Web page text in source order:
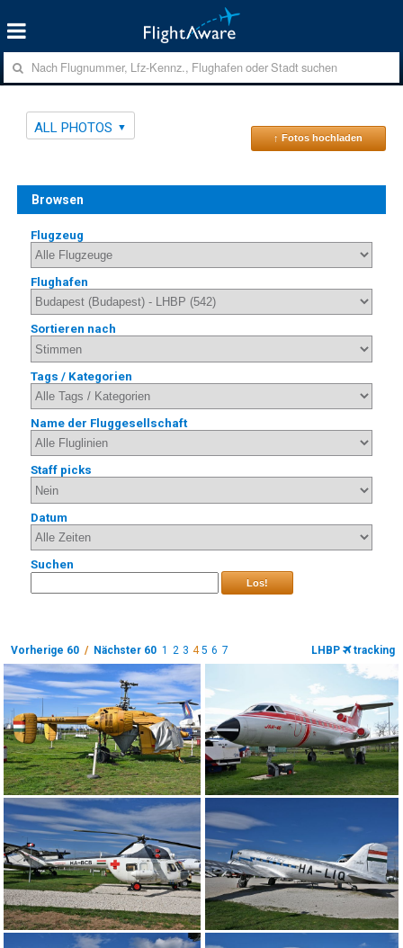
ALL PHOTOS
↑ Fotos hochladen
Browsen
Flugzeug
Flughafen
Sortieren nach
Tags / Kategorien
Name der Fluggesellschaft
Staff picks
Datum
Suchen
Los!
Vorherige 60 / Nächster 60 1 2 3 45 6 7 LHBP tracking